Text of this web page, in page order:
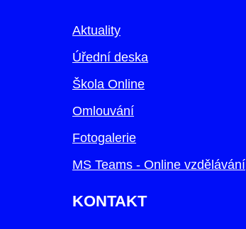
Aktuality
Úřední deska
Škola Online
Omlouvání
Fotogalerie
MS Teams - Online vzdělávání
KONTAKT